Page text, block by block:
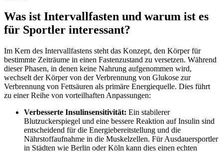
Was ist Intervallfasten und warum ist es
für Sportler interessant?
Im Kern des Intervallfastens steht das Konzept, den Körper für
bestimmte Zeiträume in einen Fastenzustand zu versetzen. Während
dieser Phasen, in denen keine Nahrung aufgenommen wird,
wechselt der Körper von der Verbrennung von Glukose zur
Verbrennung von Fettsäuren als primäre Energiequelle. Dies führt
zu einer Reihe von vorteilhaften Anpassungen:
Verbesserte Insulinsensitivität: Ein stabilerer
Blutzuckerspiegel und eine bessere Reaktion auf Insulin sind
entscheidend für die Energiebereitstellung und die
Nährstoffaufnahme in die Muskelzellen. Für Ausdauersportler
in Städten wie Berlin oder Köln kann dies einen echten